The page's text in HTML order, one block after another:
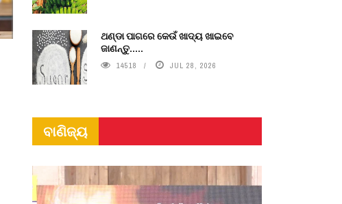
ଥଣ୍ଡା ପାଗରେ କେଉଁ ଖାଦ୍ୟ ଖାଇବେ
ଜାଣନ୍ତୁ.....
14518 JUL 28, 2026
ବାଣିଜ୍ୟ